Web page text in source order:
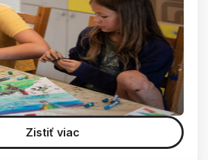
Zistiť viac